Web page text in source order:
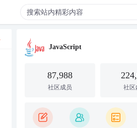
JavaScript
87,988
社区成员 社区